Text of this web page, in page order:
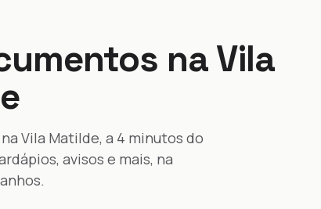
na Vila
Vila Matilde, a 4 minutos do
avisos e mais, na